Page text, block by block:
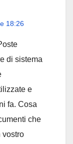
18:26
di sistema
e
fa. Cosa
che
vostro